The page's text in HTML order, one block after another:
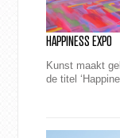
HAPPINESS EXPO
Kunst maakt
de titel